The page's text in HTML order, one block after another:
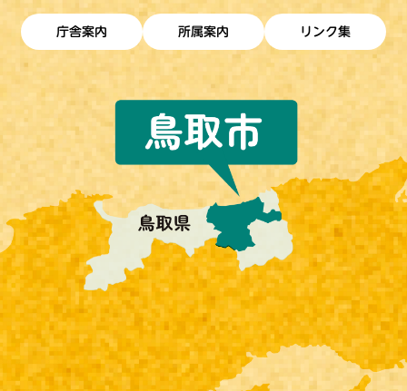
庁舎案内 所属案内 リンク集